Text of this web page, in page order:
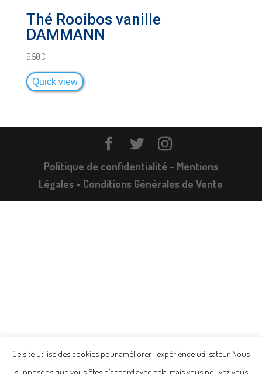
Thé Rooibos vanille
DAMMANN
9,50€
Quick view
Politique de confidentialité - Mentions
Légales - Conditions Générales de Vente
Ce site utilise des cookies pour améliorer l'expérience utilisateur. Nous